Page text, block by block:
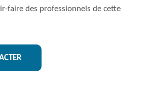
faire des professionnels de cette